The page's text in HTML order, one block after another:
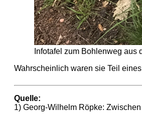
Infotafel zum Bohlenweg aus
Wahrscheinlich waren sie Teil
Quelle:
1) Georg-Wilhelm Röpke: